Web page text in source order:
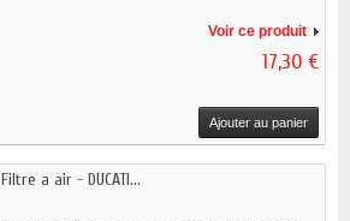
Voir ce produit
17,30 €
Ajouter au panier
Filtre a air - DUCATI...